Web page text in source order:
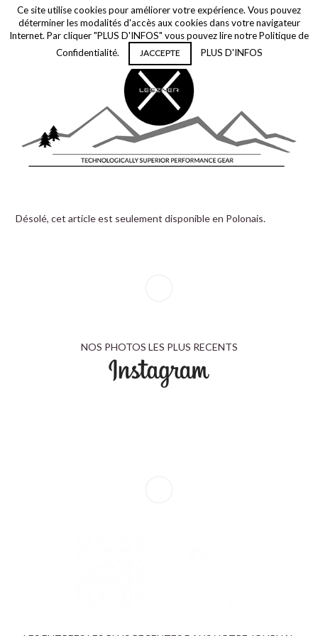
Désolé, cet article est seulement disponible en Polonais.
NOS PHOTOS LES PLUS RECENTS
Ce site utilise cookies pour améliorer votre expérience. Vous pouvez
déterminer les modalités d'accès aux cookies dans votre navigateur
Internet. Par cliquer "PLUS D'INFOS" vous pouvez lire notre Politique de
Confidentialité.
JACCEPTE PLUS D'INFOS